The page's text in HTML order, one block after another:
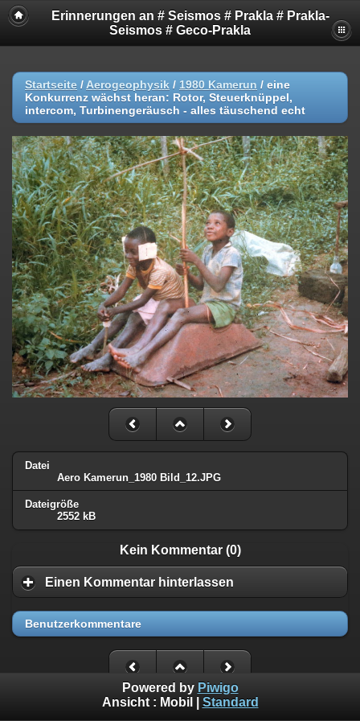
Erinnerungen an # Seismos # Prakla # Prakla-
Seismos # Geco-Prakla
Startseite / Aerogeophysik / 1980 Kamerun / eine
Konkurrenz wächst heran: Rotor, Steuerknüppel,
intercom, Turbinengeräusch - alles täuschend echt
Datei
Aero Kamerun_1980 Bild_12.JPG
Dateigröße
2552 kB
Kein Kommentar (0)
Einen Kommentar hinterlassen
Benutzerkommentare
Powered by Piwigo
Ansicht : Mobil Standard